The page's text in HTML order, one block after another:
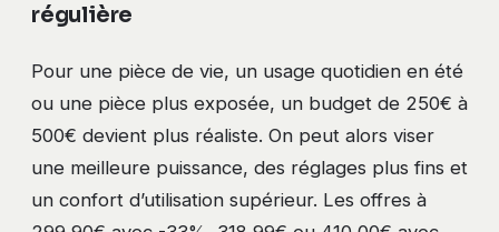
régulière
Pour une pièce de vie, un usage quotidien en été
ou une pièce plus exposée, un budget de 250€ à
500€ devient plus réaliste. On peut alors viser
une meilleure puissance, des réglages plus fins et
un confort d’utilisation supérieur. Les offres à